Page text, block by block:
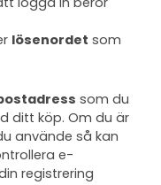
lösenordet som
som du
ditt köp. Om du är
använde så kan
e-
registrering